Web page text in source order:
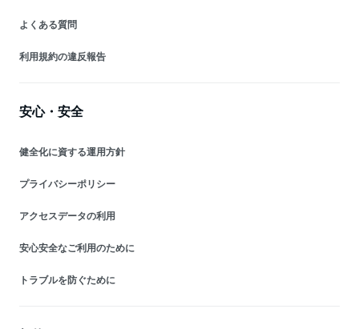
よくある質問
利用規約の違反報告
安心・安全
健全化に資する運用方針
プライバシーポリシー
アクセスデータの利用
安心安全なご利用のために
トラブルを防ぐために